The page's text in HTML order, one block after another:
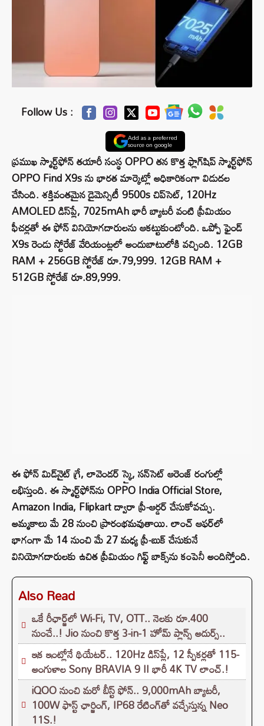
Follow Us :
Add as a preferred
source on google
ప్రముఖ స్మార్ట్‌ఫోన్ తయారీ సంస్థ OPPO తన కొత్త ఫ్లాగ్‌షిప్ స్మార్ట్‌ఫోన్
OPPO Find X9s ను భారత మార్కెట్లో అధికారికంగా విడుదల
చేసింది. శక్తివంతమైన డైమెన్సిటీ 9500s చిప్‌సెట్, 120Hz
AMOLED డిస్‌ప్లే, 7025mAh భారీ బ్యాటరీ వంటి ప్రీమియం
ఫీచర్లతో ఈ ఫోన్ వినియోగదారులను ఆకట్టుకుంటోంది. ఒప్పో ఫైండ్
X9s రెండు స్టోరేజ్ వేరియంట్లలో అందుబాటులోకి వచ్చింది. 12GB
RAM + 256GB స్టోరేజ్ రూ.79,999. 12GB RAM +
512GB స్టోరేజ్ రూ.89,999.
ఈ ఫోన్ మిడ్‌నైట్ గ్రే, లావెండర్ స్కై, సన్‌సెట్ ఆరెంజ్ రంగుల్లో
లభిస్తుంది. ఈ స్మార్ట్‌ఫోన్‌ను OPPO India Official Store,
Amazon India, Flipkart ద్వారా ప్రీ-ఆర్డర్ చేసుకోవచ్చు.
అమ్మకాలు మే 28 నుంచి ప్రారంభమవుతాయి. లాంచ్ ఆఫర్‌లో
భాగంగా మే 14 నుంచి మే 27 మధ్య ప్రీ-బుక్ చేసుకునే
వినియోగదారులకు ఉచిత ప్రీమియం గిఫ్ట్ బాక్స్‌ను కంపెనీ అందిస్తోంది.
Also Read
ఒకే రీఛార్జ్‌లో Wi-Fi, TV, OTT.. నెలకు రూ.400
నుంచే..! Jio నుంచి కొత్త 3-in-1 హోమ్ ప్లాన్స్ అదుర్స్..
ఇక ఇంట్లోనే థియేటర్.. 120Hz డిస్‌ప్లే, 12 స్పీకర్లతో 115-
అంగుళాల Sony BRAVIA 9 II భారీ 4K TV లాంచ్.!
iQOO నుంచి మరో బీస్ట్ ఫోన్.. 9,000mAh బ్యాటరీ,
100W ఫాస్ట్ ఛార్జింగ్‌, IP68 రేటింగ్‌తో వచ్చేస్తున్న Neo
11S.!